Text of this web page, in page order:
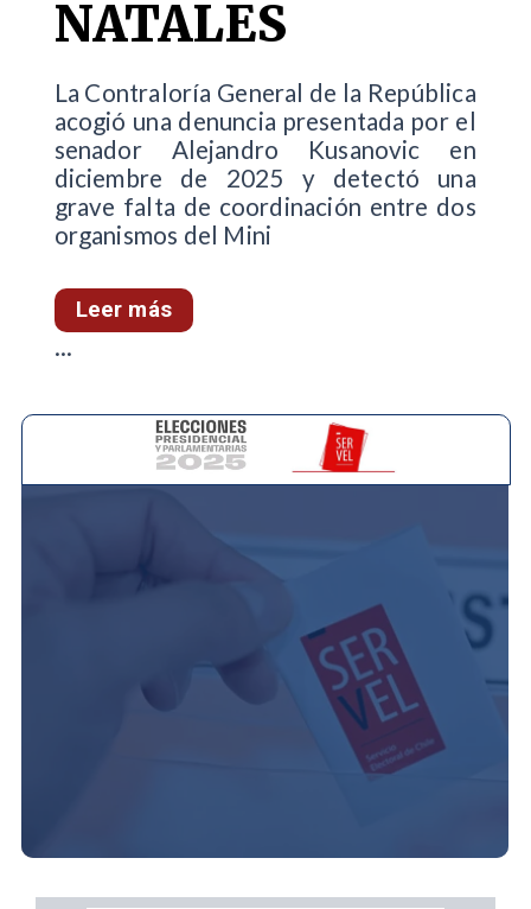
NATALES
La Contraloría General de la República
acogió una denuncia presentada por el
senador Alejandro Kusanovic en
diciembre de 2025 y detectó una
grave falta de coordinación entre dos
organismos del Mini
Leer más
...